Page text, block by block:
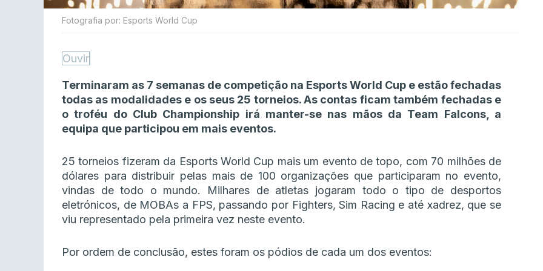
Fotografia por: Esports World Cup
Ouvir
Terminaram as 7 semanas de competição na Esports World Cup e estão fechadas
todas as modalidades e os seus 25 torneios. As contas ficam também fechadas e
o troféu do Club Championship irá manter-se nas mãos da Team Falcons, a
equipa que participou em mais eventos.
25 torneios fizeram da Esports World Cup mais um evento de topo, com 70 milhões de
dólares para distribuir pelas mais de 100 organizações que participaram no evento,
vindas de todo o mundo. Milhares de atletas jogaram todo o tipo de desportos
eletrónicos, de MOBAs a FPS, passando por Fighters, Sim Racing e até xadrez, que se
viu representado pela primeira vez neste evento.
Por ordem de conclusão, estes foram os pódios de cada um dos eventos: